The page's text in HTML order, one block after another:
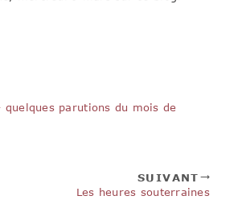
quelques parutions du mois de
SUIVANT
Les heures souterraines